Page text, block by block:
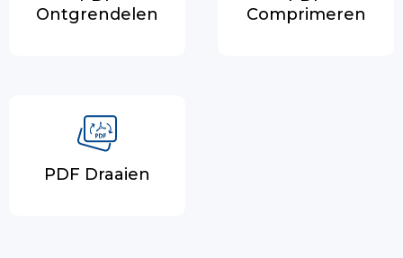
Ontgrendelen
Comprimeren
PDF Draaien